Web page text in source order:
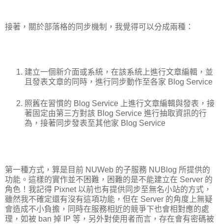
接著，關於部落格的同步機制，我覺得可以分成兩種：
建立一個新介面或系統，在該系統上進行文章編輯，並
且發表文章的同時，進行同步動作至各家 Blog Service
照舊在習慣的 Blog Service 上進行文章編輯與發表，接
著固定由第三方對該 Blog Service 進行抽取資訊的行
為，接著同步發表至其他家 Blog Service
第一種方式，算是目前 NUWeb 的子服務 NUBlog 所提供的
功能。這樣的實作並不困難，困難的是不能建立在 Server 的
角色！我記得 Pixnet 以前也有提供同步至無名小站的方式，
雖然我不確定還有沒有這項功能，但在 Server 的角度上無疑
會造成不小負擔，同時在服務相近的競爭下也會相對應的處
理，如被 ban 掉 IP 等，另外對使用者而言，存在會有密碼被